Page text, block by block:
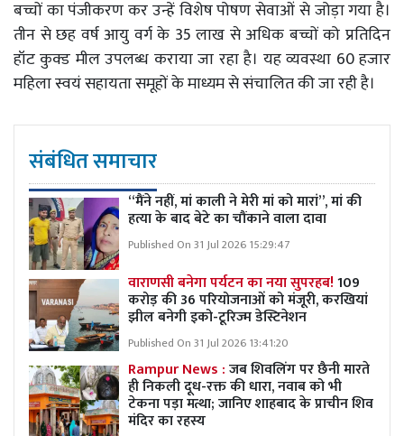
बच्चों का पंजीकरण कर उन्हें विशेष पोषण सेवाओं से जोड़ा गया है।
तीन से छह वर्ष आयु वर्ग के 35 लाख से अधिक बच्चों को प्रतिदिन
हॉट कुक्ड मील उपलब्ध कराया जा रहा है। यह व्यवस्था 60 हजार
महिला स्वयं सहायता समूहों के माध्यम से संचालित की जा रही है।
संबंधित समाचार
“मैंने नहीं, मां काली ने मेरी मां को मारां”, मां की
हत्या के बाद बेटे का चौंकाने वाला दावा
Published On 31 Jul 2026 15:29:47
वाराणसी बनेगा पर्यटन का नया सुपरहब!109
करोड़ की 36 परियोजनाओं को मंजूरी, करखियां
झील बनेगी इको-टूरिज्म डेस्टिनेशन
Published On 31 Jul 2026 13:41:20
Rampur News :जब शिवलिंग पर छैनी मारते
ही निकली दूध-रक्त की धारा, नवाब को भी
टेकना पड़ा मत्था; जानिए शाहबाद के प्राचीन शिव
मंदिर का रहस्य